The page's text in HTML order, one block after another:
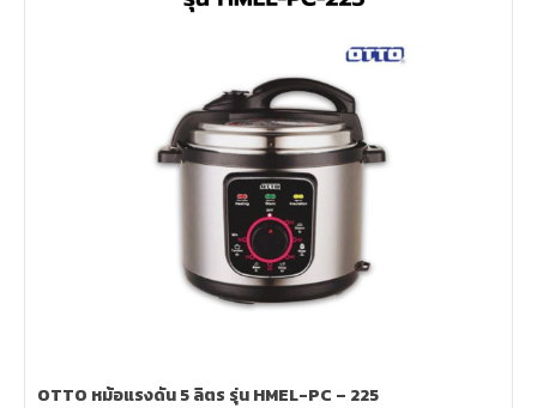
OTTO หม้อแรงดัน 5 ลิตร รุ่น HMEL-PC – 225